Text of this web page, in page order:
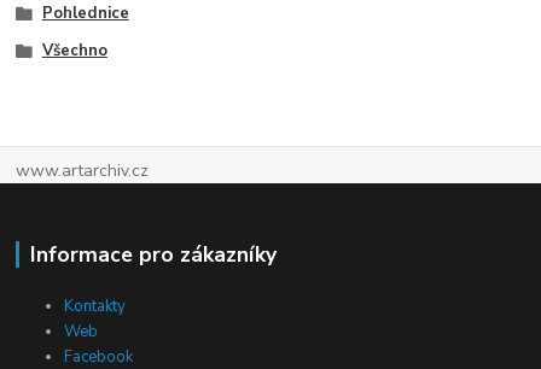
Pohlednice
Všechno
www.artarchiv.cz
Informace pro zákazníky
Kontakty
Web
Facebook